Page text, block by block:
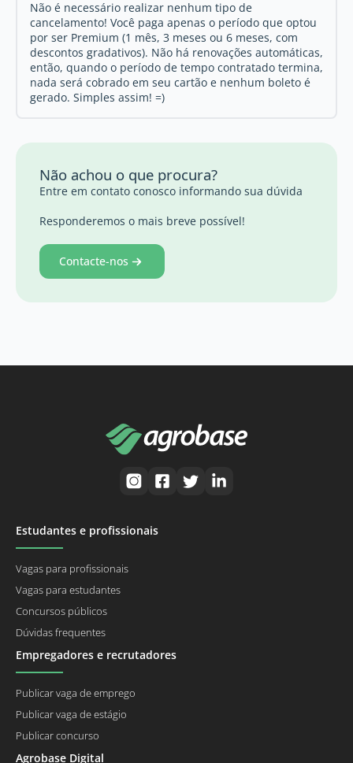
Não é necessário realizar nenhum tipo de
cancelamento! Você paga apenas o período que optou
por ser Premium (1 mês, 3 meses ou 6 meses, com
descontos gradativos). Não há renovações automáticas,
então, quando o período de tempo contratado termina,
nada será cobrado em seu cartão e nenhum boleto é
gerado. Simples assim! =)
Não achou o que procura?
Entre em contato conosco informando sua dúvida
Responderemos o mais breve possível!
Contacte-nos
Estudantes e profissionais
Vagas para profissionais
Vagas para estudantes
Concursos públicos
Dúvidas frequentes
Empregadores e recrutadores
Publicar vaga de emprego
Publicar vaga de estágio
Publicar concurso
Agrobase Digital